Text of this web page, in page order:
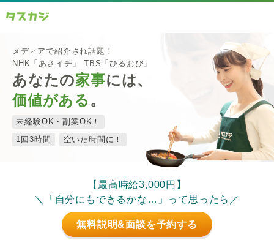
メディアで紹介され話題！
NHK「あさイチ」 TBS「ひるおび」
あなたの家事には、
価値がある 。
未経験OK・副業OK！
1回3時間
空いた時間に！
【最高時給3,000円】
＼「自分にもできるかな…」って思ったら／
無料説明&面談を予約する